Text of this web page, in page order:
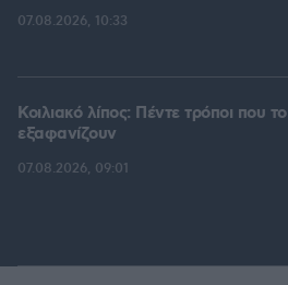
07.08.2026, 10:33
Κοιλιακό λίπος: Πέντε τρόποι που το
εξαφανίζουν
07.08.2026, 09:01